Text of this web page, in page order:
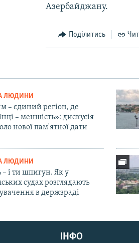
Азербайджану.
Поділитись
ЛЮДИНИ
– єдиний регіон, де
– меншість»: дискусія
нової пам'ятної дати
ЛЮДИНИ
і ти шпигун. Як у
судах розглядають
в держзраді
ІНФО